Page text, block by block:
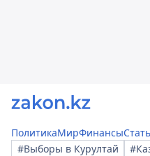
ПолитикаМирФинансы
#Выборы в Курултай